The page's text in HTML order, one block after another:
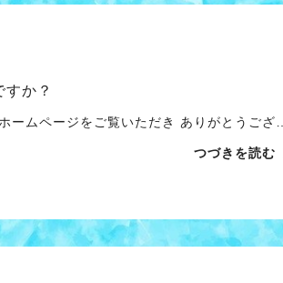
か？
ムページをご覧いただき ありがとうござ…
つづきを読む